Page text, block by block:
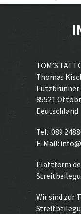
TOM’S
Thomas
Putzbrunner
85521
Deutschland
Tel.: 089
E-Mail:
Plattform
Wir sind zur